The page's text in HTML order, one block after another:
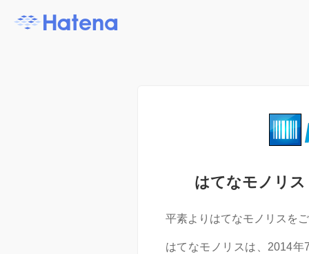
はてなモノリ
平素よりはてなモノリスを
はてなモノリスは、2014